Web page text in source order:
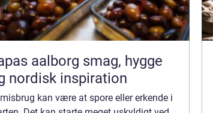
aalborg smag, hygge
nordisk inspiration
kan være at spore eller erkende i